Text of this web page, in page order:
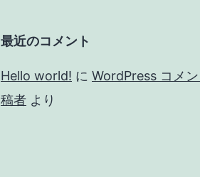
最近のコメント
Hello world! に WordPress コメ
稿者 より